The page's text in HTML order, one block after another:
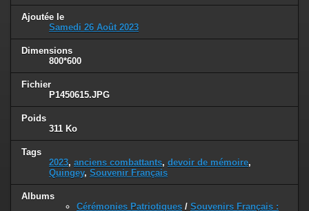
Ajoutée le
Samedi 26 Août 2023
Dimensions
800*600
Fichier
P1450615.JPG
Poids
311 Ko
Tags
2023, anciens combattants, devoir de mémoire,
Quingey, Souvenir Français
Albums
Cérémonies Patriotiques / Souvenirs Français :